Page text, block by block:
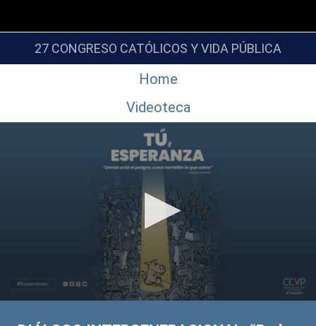
27 CONGRESO CATÓLICOS Y VIDA PÚBLICA
Home
Videoteca
0